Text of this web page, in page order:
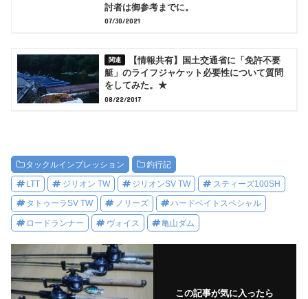
討者は御参考までに。
07/30/2021
【情報共有】国土交通省に「免許不要
艇」のライフジャケット必要性について質問
をしてみた。★
08/22/2017
タックルインプレッション 釣行記
LTT ジリオン TW ジリオンSV TW スティーズ100SH
タトゥーラSV TW ノリーズ ハードベイトスペシャル
ロードランナー ヴォイス 亀山ダム
この記事が気に入ったら